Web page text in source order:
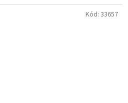
Kód: 33657